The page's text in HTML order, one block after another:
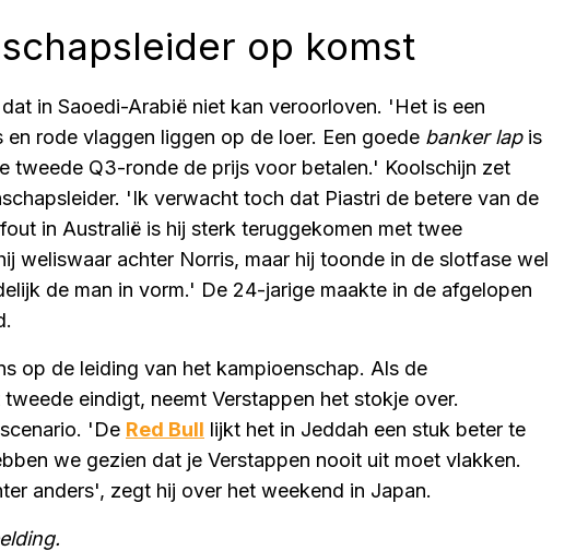
op komst
in Saoedi-Arabië niet kan veroorloven. 'Het is een
rode vlaggen liggen op de loer. Een goede banker lapis
tweede Q3-ronde de prijs voor betalen.' Koolschijn zet
'Ik verwacht toch dat Piastri de betere van de
in Australië is hij sterk teruggekomen met twee
weliswaar achter Norris, maar hij toonde in de slotfase wel
de man in vorm.' De 24-jarige maakte in de afgelopen
op de leiding van het kampioenschap. Als de
eindigt, neemt Verstappen het stokje over.
'De Red Bull lijkt het in Jeddah een stuk beter te
we gezien dat je Verstappen nooit uit moet vlakken.
anders', zegt hij over het weekend in Japan.